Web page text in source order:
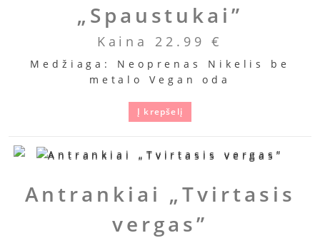
„Spaustukai”
Kaina 22.99€
Medžiaga: Neoprenas Nikelis be
metalo Vegan oda
Į krepšelį
Antrankiai „Tvirtasis
vergas”